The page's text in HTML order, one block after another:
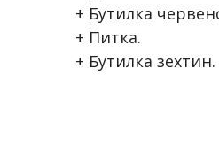
+ Бутилка
+ Питка.
+ Бутилка зехтин.